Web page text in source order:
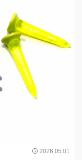
2026.05.01